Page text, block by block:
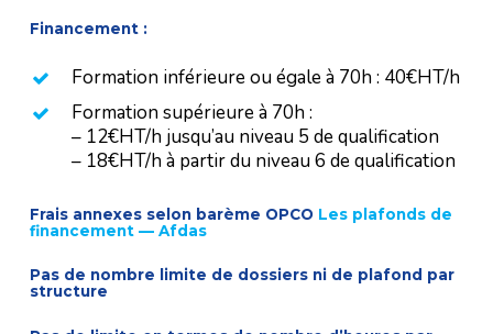
Financement :
Formation inférieure ou égale à 70h : 40€HT/h
Formation supérieure à 70h :
– 12€HT/h jusqu’au niveau 5 de qualification
– 18€HT/h à partir du niveau 6 de qualification
Frais annexes selon barème OPCO Les plafonds de
financement — Afdas
Pas de nombre limite de dossiers ni de plafond par
structure